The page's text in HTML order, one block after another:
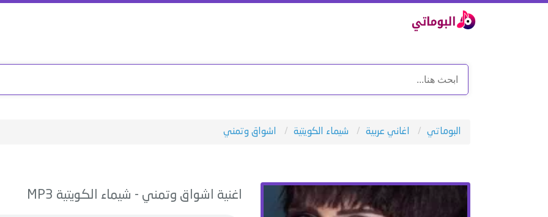
البوماتي اغاني عربية شيماء الكويتية اشواق وتمني
اغنية اشواق وتمني - شيماء الكويتية